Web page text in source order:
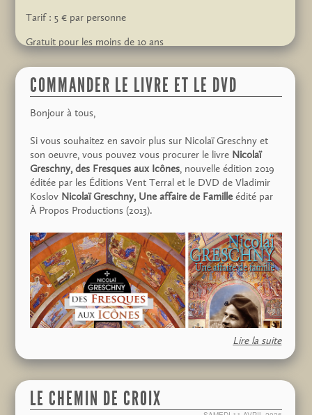
Tarif : 5 € par personne
Gratuit pour les moins de 10 ans
Gratuit lors des Journées Européennes du
Patrimoine
reservation.albi-tourisme.fr
Temps de trajet entre les deux églises : environ
15 minutes en voiture
Accessibilité PMR partielle ou avec
accompagnant
COMMANDER LE LIVRE ET LE DVD
Bonjour à tous,
Si vous souhaitez en savoir plus sur Nicolaï Greschny et
son oeuvre, vous pouvez vous procurer le livre Nicolaï
Greschny, des Fresques aux Icônes, nouvelle édition 2019
éditée par les Éditions Vent Terral et le DVD de Vladimir
Koslov Nicolaï Greschny, Une affaire de Familleédité par
À Propos Productions (2013).
Pour le livre, vous pouvez le commander directement sur
Lire la suite
LE CHEMIN DE CROIX